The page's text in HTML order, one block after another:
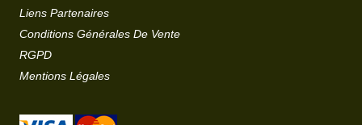
Liens Partenaires
Conditions Générales De Vente
RGPD
Mentions Légales